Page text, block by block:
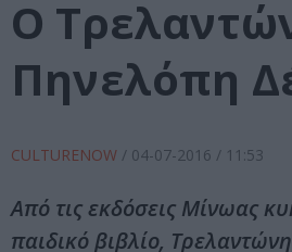
Ο
Πηνελόπη
CULTURENOW / 04-07-2016 / 11:53
Από τις εκδόσεις Μίνωας
παιδικό βιβλίο,